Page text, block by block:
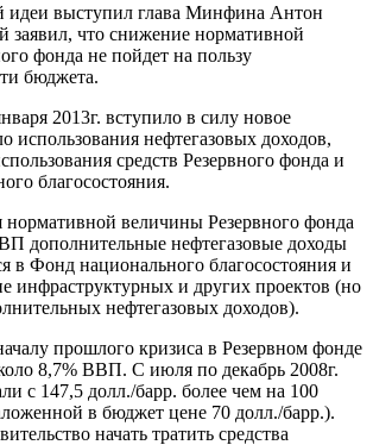
идеи выступил глава Минфина Антон
заявил, что снижение нормативной
фонда не пойдет на пользу
бюджета.
2013г. вступило в силу новое
использования нефтегазовых доходов,
средств Резервного фонда и
благосостояния.
величины Резервного фонда
дополнительные нефтегазовые доходы
в Фонд национального благосостояния и
инфраструктурных и других проектов (но
нефтегазовых доходов).
прошлого кризиса в Резервном фонде
8,7% ВВП. С июля по декабрь 2008г.
с 147,5 долл./барр. более чем на 100
в бюджет цене 70 долл./барр.).
начать тратить средства